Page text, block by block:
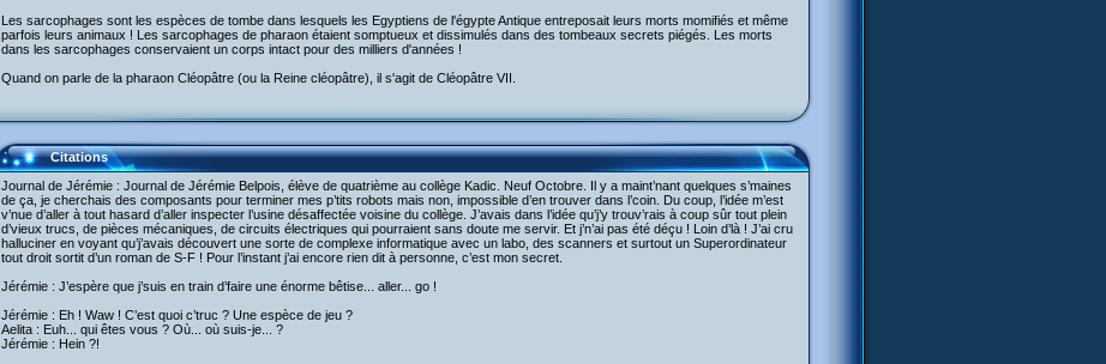
Les sarcophages sont les espèces de tombe dans lesquels les Egyptiens de l'égypte Antique entreposait leurs morts momifiés et même
parfois leurs animaux ! Les sarcophages de pharaon étaient somptueux et dissimulés dans des tombeaux secrets piégés. Les morts
dans les sarcophages conservaient un corps intact pour des milliers d'années !
Quand on parle de la pharaon Cléopâtre (ou la Reine cléopâtre), il s'agit de Cléopâtre VII.
Citations
Journal de Jérémie : Journal de Jérémie Belpois, élève de quatrième au collège Kadic. Neuf Octobre. Il y a maint’nant quelques s’maines
de ça, je cherchais des composants pour terminer mes p’tits robots mais non, impossible d’en trouver dans l’coin. Du coup, l’idée m’est
v’nue d’aller à tout hasard d’aller inspecter l’usine désaffectée voisine du collège. J’avais dans l’idée qu’j’y trouv’rais à coup sûr tout plein
d’vieux trucs, de pièces mécaniques, de circuits électriques qui pourraient sans doute me servir. Et j’n’ai pas été déçu ! Loin d’là ! J’ai cru
halluciner en voyant qu’j’avais découvert une sorte de complexe informatique avec un labo, des scanners et surtout un Superordinateur
tout droit sortit d’un roman de S-F ! Pour l’instant j’ai encore rien dit à personne, c’est mon secret.
Jérémie : J’espère que j’suis en train d’faire une énorme bêtise... aller... go !
Jérémie : Eh ! Waw ! C’est quoi c’truc ? Une espèce de jeu ?
Aelita : Euh... qui êtes vous ? Où... où suis-je... ?
Jérémie : Hein ?!